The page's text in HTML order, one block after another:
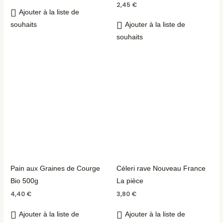
Ajouter à la liste de
souhaits
2,45 €
Ajouter à la liste de
souhaits
Pain aux Graines de Courge
Bio 500g
4,40 €
Ajouter à la liste de
Céleri rave Nouveau France
La pièce
3,80 €
Ajouter à la liste de